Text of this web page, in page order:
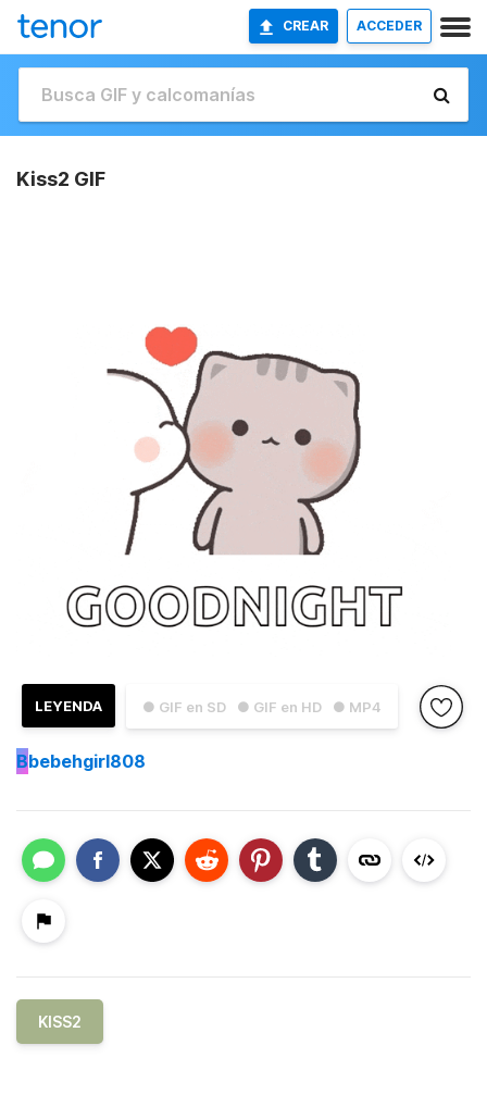
CREAR ACCEDER
Kiss2 GIF
● GIF en SD ● GIF en HD ● MP4
LEYENDA
Bbebehgirl808
KISS2